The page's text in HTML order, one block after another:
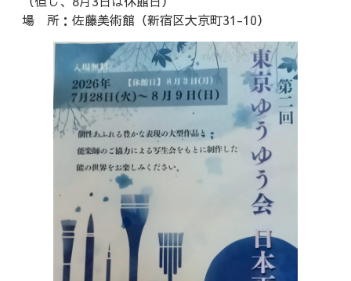
場 所：佐藤美術館（新宿区大京町31-10）